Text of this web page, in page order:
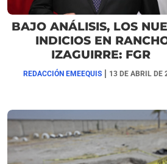
BAJO ANÁLISIS, LOS
INDICIOS EN
IZAGUIRRE: FGR
REDACCIÓN EMEEQUIS | 13 DE ABRIL DE